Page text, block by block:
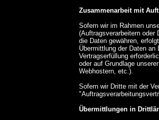
Zusammenarbeit mit
Sofern wir im Rahmen
(Auftragsverarbeitern oder
die Daten gewähren,
Übermittlung der Daten
Vertragserfüllung
oder auf Grundlage
Webhostern, etc.).
Sofern wir Dritte mit der
Übermittlungen in